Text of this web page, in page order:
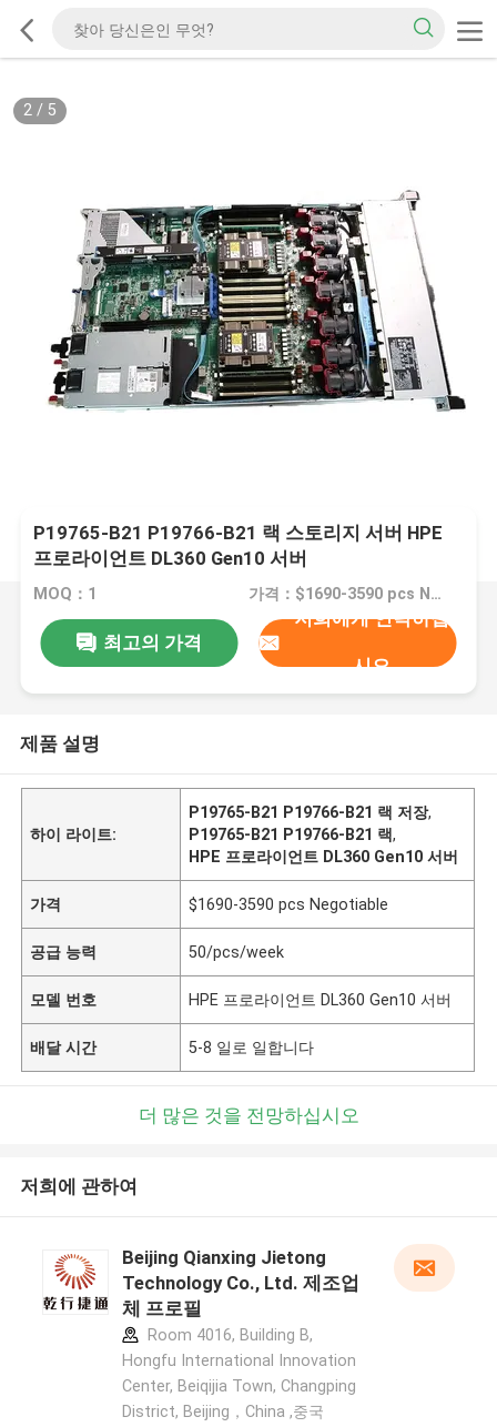
2/ 5
P19765-B21 P19766-B21 랙 스토리지 서버 HPE
프로라이언트 DL360 Gen10 서버
MOQ：1 가격：$1690-3590 pcs Negotiable
최고의 가격
저희에게 연락하십
시오
제품 설명
하이 라이트:
P19765-B21 P19766-B21 랙 저장,
P19765-B21 P19766-B21 랙,
HPE 프로라이언트 DL360 Gen10 서버
가격 $1690-3590 pcs Negotiable
공급 능력 50/pcs/week
모델 번호 HPE 프로라이언트 DL360 Gen10 서버
배달 시간 5-8 일로 일합니다
더 많은 것을 전망하십시오
저희에 관하여
Beijing Qianxing Jietong
Technology Co., Ltd. 제조업
체 프로필
Room 4016, Building B,
Hongfu International Innovation
Center, Beiqijia Town, Changping
District, Beijing，China ,중국